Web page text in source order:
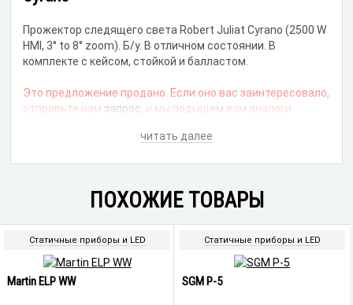
Прожектор следящего света Robert Juliat Cyrano (2500 W
HMI, 3° to 8° zoom). Б/у. В отличном состоянии. В
комплекте с кейсом, стойкой и балластом.
Это предложение продано. Если оно вас заинтересовало,
отправьте нам запрос, и мы подыщем вам аналоги.
читать далее
ПОХОЖИЕ ТОВАРЫ
Статичные приборы и LED
Martin ELP WW
Статичные приборы и LED
SGM P-5